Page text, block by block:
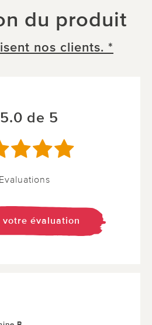
du produit
nos clients. *
de 5
votre évaluation